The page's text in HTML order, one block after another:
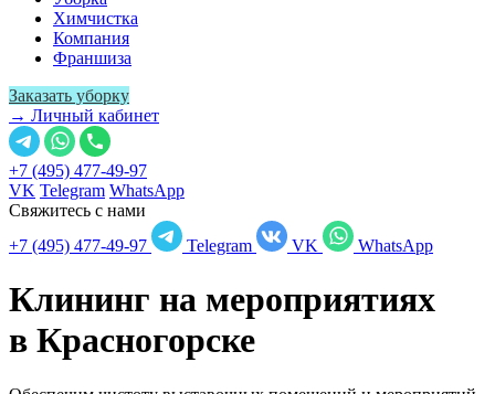
Химчистка
Компания
Франшиза
Заказать уборку
→ Личный кабинет
+7 (495) 477-49-97
VK Telegram WhatsApp
Свяжитесь с нами
+7 (495) 477-49-97
Telegram VK WhatsApp
Клининг на мероприятиях
в Красногорске